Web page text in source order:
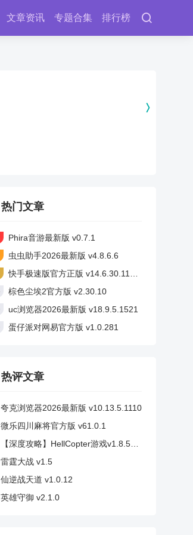
文章资讯 专题合集 排行榜
热门文章
Phira音游最新版 v0.7.1
虫虫助手2026最新版 v4.8.6.6
快手极速版官方正版 v14.6.30.11710
棕色尘埃2官方版 v2.30.10
uc浏览器2026最新版 v18.9.5.1521
蛋仔派对网易官方版 v1.0.281
热评文章
夸克浏览器2026最新版 v10.13.5.1110
微乐四川麻将官方版 v61.0.1
【深度攻略】HellCopter游戏v1.8.59安卓版：如何轻松登顶，解锁所有秘密？
雷霆大战 v1.5
仙逆战天道 v1.0.12
英雄守御 v2.1.0